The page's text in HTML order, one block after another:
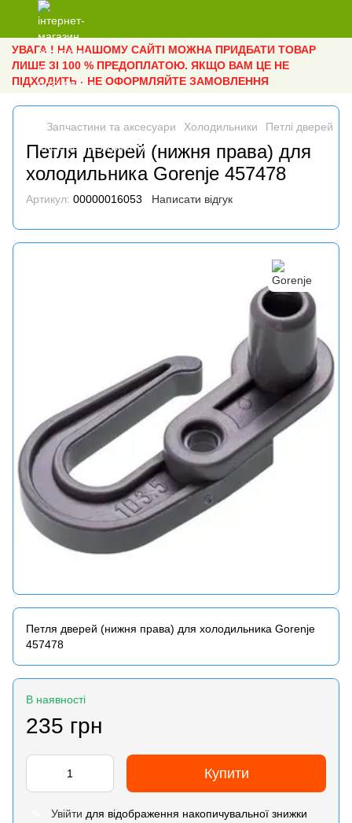
УВАГА ! НА НАШОМУ САЙТІ МОЖНА ПРИДБАТИ ТОВАР
ЛИШЕ ЗІ 100 % ПРЕДОПЛАТОЮ. ЯКЩО ВАМ ЦЕ НЕ
ПІДХОДИТЬ - НЕ ОФОРМЛЯЙТЕ ЗАМОВЛЕННЯ
Запчастини та аксесуари Холодильники Петлі дверей
Петля дверей (нижня права) для
холодильника Gorenje 457478
Артикул: 00000016053 Написати відгук
Петля дверей (нижня права) для холодильника Gorenje
457478
В наявності
235 грн
Купити
Увійти для відображення накопичувальної знижки